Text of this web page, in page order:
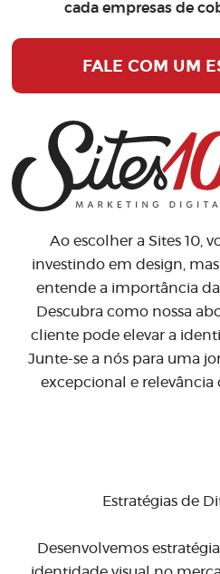
cada empresas de
FALE COM UM
Ao escolher a Sites 10,
investindo em design,
entende a importância da
Descubra como nossa
cliente pode elevar a
Junte-se a nós para uma
excepcional e relevância
Estratégias de
Desenvolvemos